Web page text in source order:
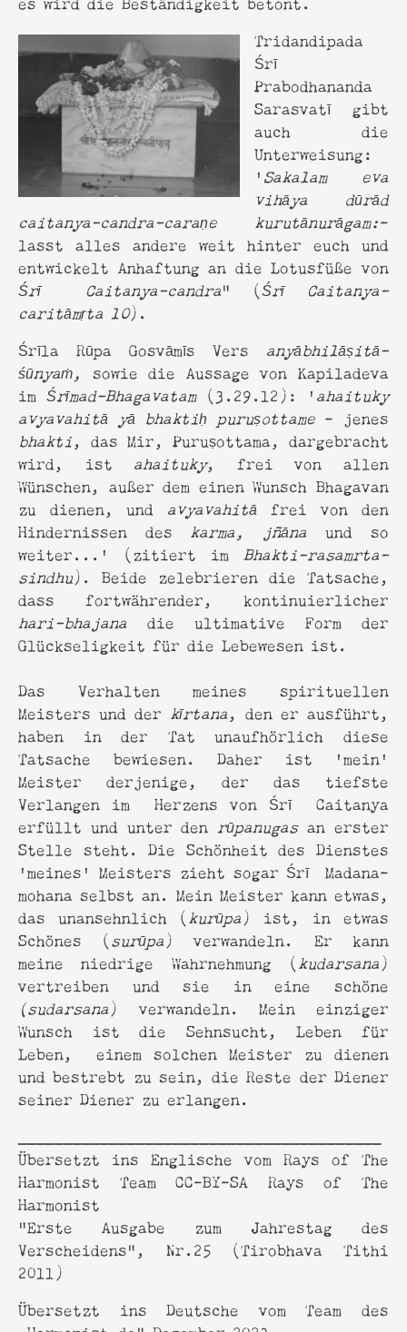
Tridandipada
Śrī
Prabodhananda
Sarasvatī gibt
auch die
Unterweisung:
'Sakalam eva
vihāya dūrād
caitanya-candra-caraṇe kurutānurāgam:-
lasst alles andere weit hinter euch und
entwickelt Anhaftung an die Lotusfüße von
Śrī Caitanya-candra" (Śrī Caitanya-
caritāmṛta 10).
Śrīla Rūpa Gosvāmīs Vers anyābhilāṣitā-
śūnyaṁ, sowie die Aussage von Kapiladeva
im Śrīmad-Bhagavatam(3.29.12): 'ahaituky
avyavahitā yā bhaktiḥ puruṣottame – jenes
bhakti, das Mir, Puruṣottama, dargebracht
wird, ist ahaituky, frei von allen
Wünschen, außer dem einen Wunsch Bhagavan
zu dienen, und avyavahitāfrei von den
Hindernissen des karma, jñānaund so
weiter...' (zitiert im Bhakti-rasamrta-
sindhu). Beide zelebrieren die Tatsache,
dass fortwährender, kontinuierlicher
hari-bhajanadie ultimative Form der
Glückseligkeit für die Lebewesen ist.
Das Verhalten meines spirituellen
Meisters und der kīrtana, den er ausführt,
haben in der Tat unaufhörlich diese
Tatsache bewiesen. Daher ist 'mein'
Meister derjenige, der das tiefste
Verlangen im Herzens von Śrī Caitanya
erfüllt und unter den rūpanugasan erster
Stelle steht. Die Schönheit des Dienstes
'meines' Meisters zieht sogar Śrī Madana-
mohana selbst an. Mein Meister kann etwas,
das unansehnlich ( kurūpa) ist, in etwas
Schönes (surūpa) verwandeln. Er kann
meine niedrige Wahrnehmung ( kudarsana)
vertreiben und sie in eine schöne
(sudarsana) verwandeln. Mein einziger
Wunsch ist die Sehnsucht, Leben für
Leben, einem solchen Meister zu dienen
und bestrebt zu sein, die Reste der Diener
seiner Diener zu erlangen.
Übersetzt ins Englische vom Rays of The
Harmonist Team CC-BY-SA Rays of The
Harmonist
"Erste Ausgabe zum Jahrestag des
Verscheidens", Nr.25 (Tirobhava Tithi
2011)
Übersetzt ins Deutsche vom Team des